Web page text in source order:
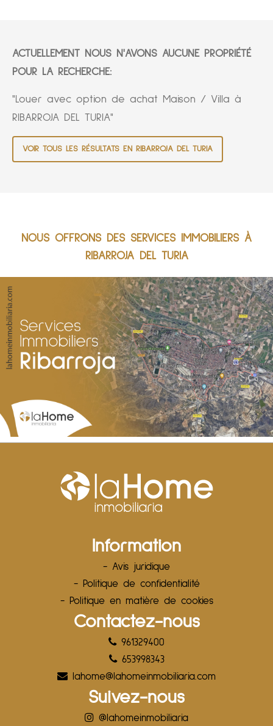
ACTUELLEMENT NOUS N'AVONS AUCUNE PROPRIÉTÉ
POUR LA RECHERCHE:
"Louer avec option de achat Maison / Villa à
RIBARROJA DEL TURIA"
VOIR TOUS LES RÉSULTATS EN RIBARROJA DEL TURIA
NOUS OFFRONS DES SERVICES IMMOBILIERS À
RIBARROJA DEL TURIA
Information
- Avis juridique
- Politique de confidentialité
- Politique en matière de cookies
Contactez-nous
961329400
653998343
lahome@lahomeinmobiliaria.com
Suivez-nous
@lahomeinmobiliaria